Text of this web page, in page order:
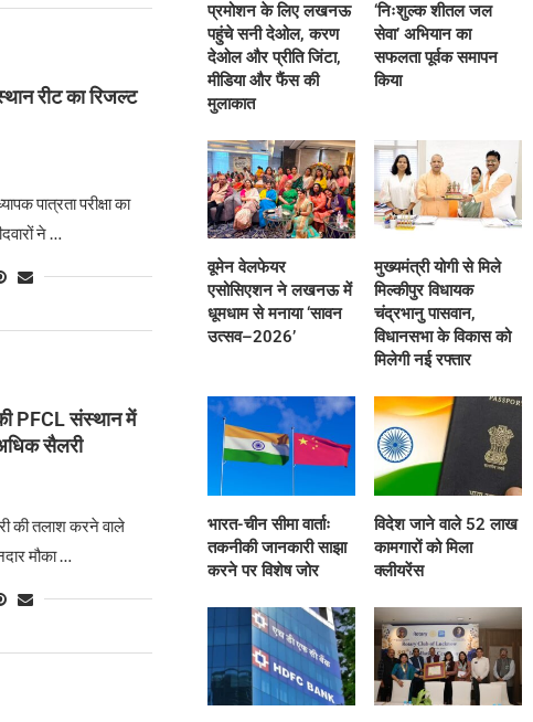
रीट का रिजल्ट
पात्रता परीक्षा का
ने …
की PFCL संस्थान में
सैलरी
की तलाश करने वाले
मौका …
प्रमोशन के लिए लखनऊ
पहुंचे सनी देओल, करण
देओल और प्रीति जिंटा,
मीडिया और फैंस की
मुलाकात
‘निःशुल्क शीतल जल
सेवा’ अभियान का
सफलता पूर्वक समापन
किया
वूमेन वेलफेयर
एसोसिएशन ने लखनऊ में
धूमधाम से मनाया ‘सावन
उत्सव–2026’
मुख्यमंत्री योगी से मिले
मिल्कीपुर विधायक
चंद्रभानु पासवान,
विधानसभा के विकास को
मिलेगी नई रफ्तार
भारत-चीन सीमा वार्ताः
तकनीकी जानकारी साझा
करने पर विशेष जोर
विदेश जाने वाले 52 लाख
कामगारों को मिला
क्लीयरेंस